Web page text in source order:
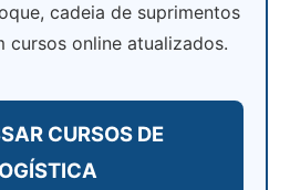
cadeia de suprimentos
cursos online atualizados.
CURSOS DE